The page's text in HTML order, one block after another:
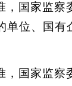
，国家监察
单位、国
，国家监察